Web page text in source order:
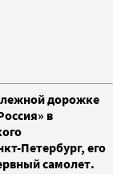
дорожке
в
Петербург, его
самолет.